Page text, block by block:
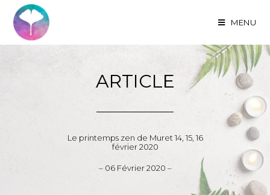
MENU
ARTICLE
Le printemps zen de Muret 14, 15, 16
février 2020
– 06 Février 2020 –